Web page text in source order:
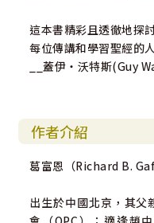
這本書精彩且透徹地探
每位傳講和學習聖經的
__蓋伊‧沃特斯(Guy
作者介紹
葛富恩（Richard B.
出生於中國北京，其父